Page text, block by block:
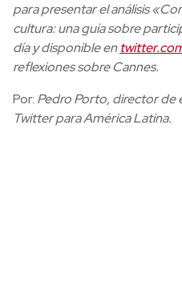
para presentar el análisis
cultura: una guía sobre
día y disponible en
reflexiones sobre Cannes.
Por: Pedro Porto, director de
Twitter para América Latina.